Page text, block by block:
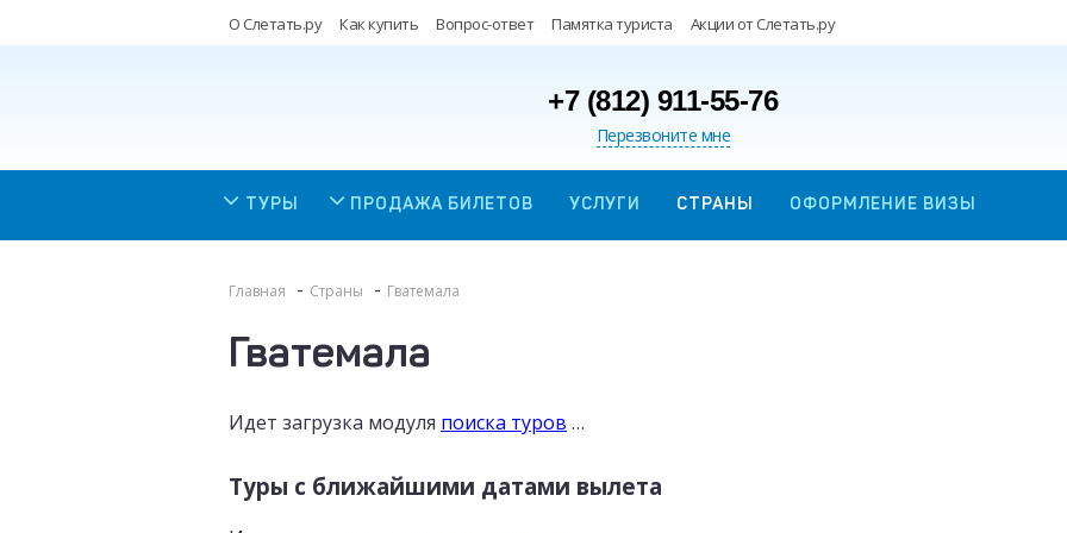
О Слетать.ру Как купить Вопрос-ответ Памятка туриста Акции от Слетать.ру
+7 (812) 911-55-76
Перезвоните мне
ТУРЫ ПРОДАЖА БИЛЕТОВ УСЛУГИ СТРАНЫ ОФОРМЛЕНИЕ ВИЗЫ
Главная Страны Гватемала
Гватемала
Идет загрузка модуля поиска туров …
Туры с ближайшими датами вылета